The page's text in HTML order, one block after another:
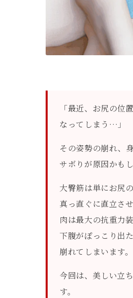
「最近、お尻の位
なってしまう…」
その姿勢の崩れ、
サボりが原因かも
大臀筋は単にお尻
真っ直ぐに直立さ
肉は最大の抗重力
下腹がぽっこり出
崩れてしまいます。
今回は、美しい立
す。